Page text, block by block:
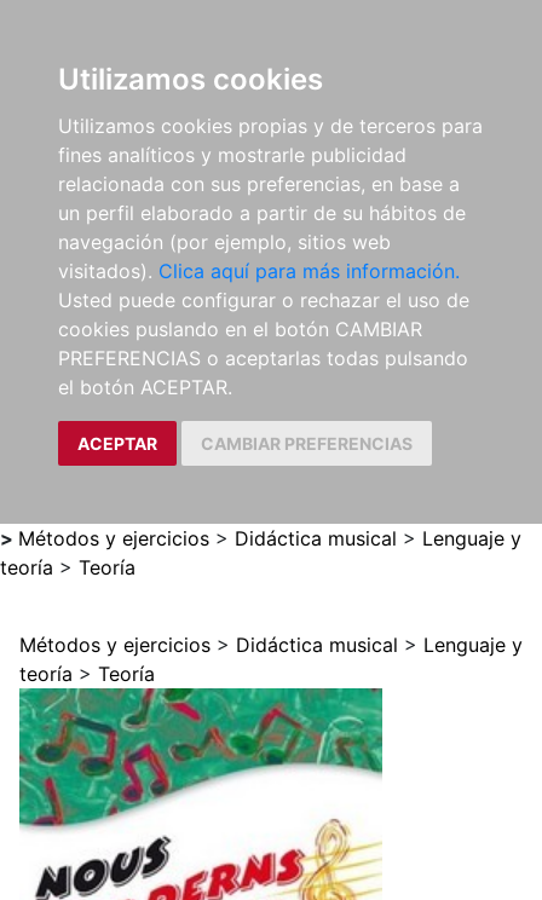
Utilizamos cookies
Utilizamos cookies propias y de terceros para
fines analíticos y mostrarle publicidad
relacionada con sus preferencias, en base a
un perfil elaborado a partir de su hábitos de
navegación (por ejemplo, sitios web
visitados). Clica aquí para más información.
Usted puede configurar o rechazar el uso de
cookies puslando en el botón CAMBIAR
PREFERENCIAS o aceptarlas todas pulsando
el botón ACEPTAR.
ACEPTAR CAMBIAR PREFERENCIAS
> Métodos y ejercicios > Didáctica musical > Lenguaje y
teoría > Teoría
Métodos y ejercicios > Didáctica musical > Lenguaje y
teoría > Teoría